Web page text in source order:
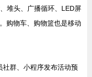
堆头、广播循环、LED屏
购物车、购物篮也是移动
社群、小程序发布活动预